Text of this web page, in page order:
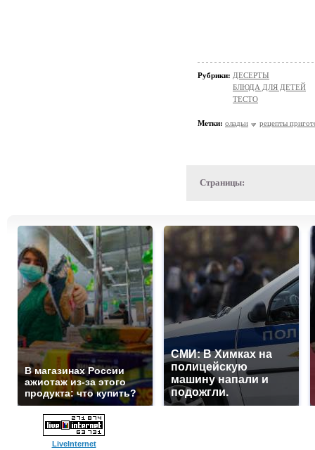
Рубрики: ДЕСЕРТЫ
БЛЮДА ДЛЯ ДЕТЕЙ
ТЕСТО
Метки: оладьи рецепты
Страницы:
В магазинах России
ажиотаж из-за этого
продукта: что купить?
СМИ: В Химках на
полицейскую
машину напали и
подожгли.
LiveInternet